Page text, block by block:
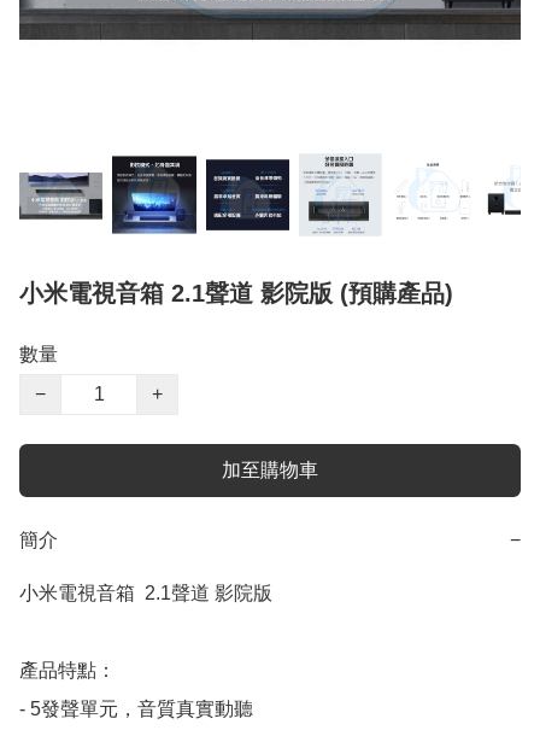
小米電視音箱 2.1聲道 影院版 (預購產品)
數量
−
+
加至購物車
簡介 −
小米電視音箱  2.1聲道 影院版
產品特點：
- 5發聲單元，音質真實動聽